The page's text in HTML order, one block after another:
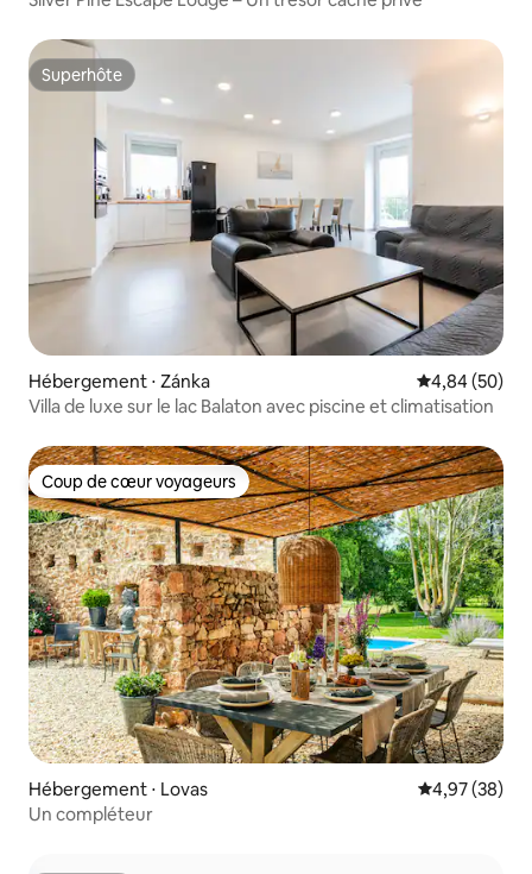
Superhôte
Superhôte
Hébergement ⋅ Zánka Évaluation
4,84 (50)
Villa de luxe sur le lac Balaton avec piscine et climatisation
Coup de cœur voyageurs
Coup de cœur voyageurs
Hébergement ⋅ Lovas Évaluation
4,97 (38)
Un compléteur